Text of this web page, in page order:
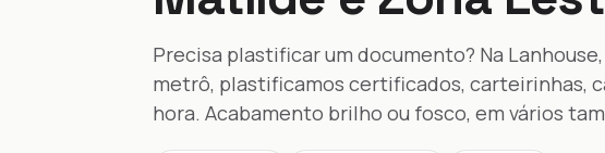
Precisa plastificar um documento? Na
metrô, plastificamos certificados, carteirinhas,
hora. Acabamento brilho ou fosco, em vários